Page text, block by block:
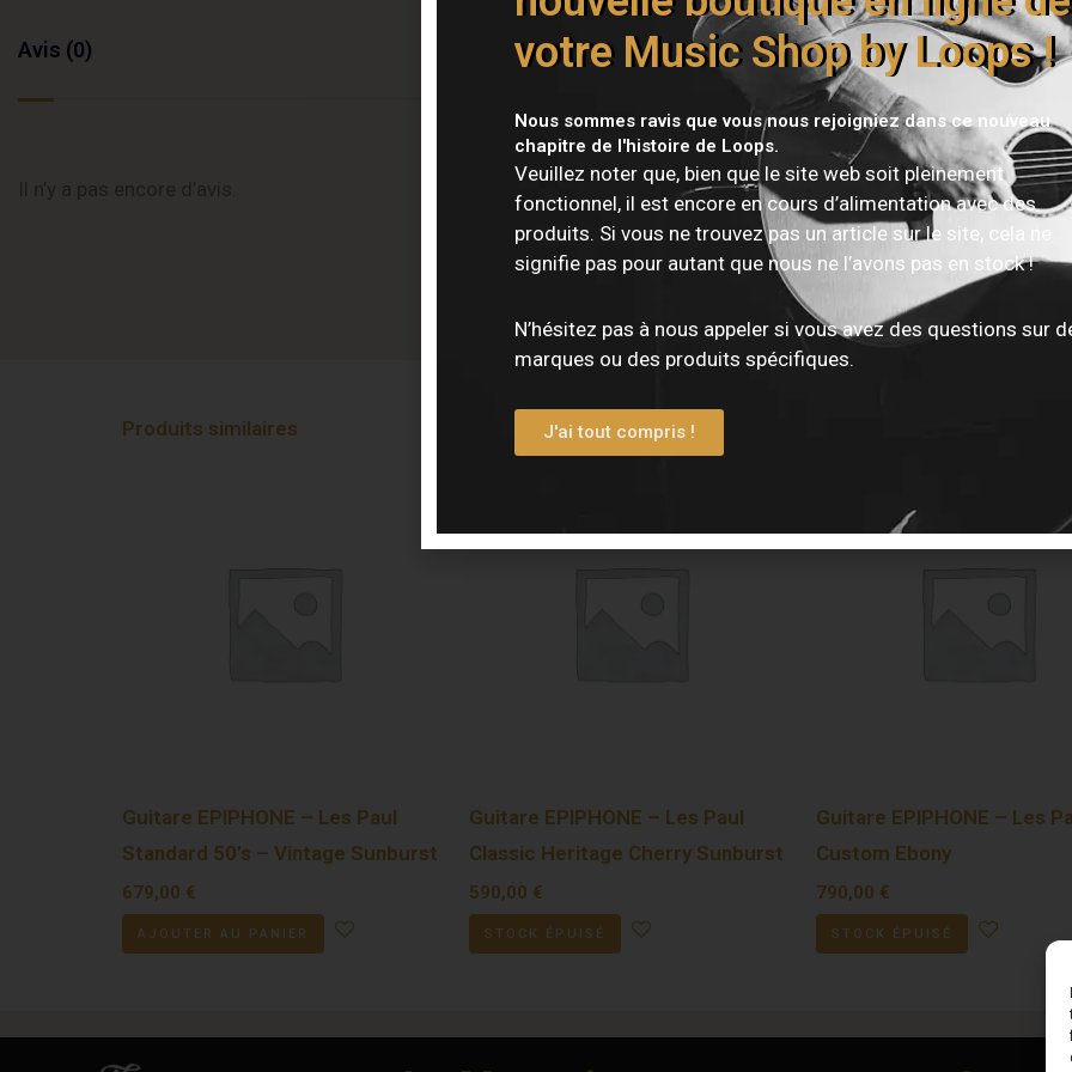
Avis (0)
Vous devez êtreconnecté pour publier un avis.
Produits similaires
Guitare EPIPHONE – Les Paul
Standard 50’s – Vintage Sunburst
679,00 €
AJOUTER AU PANIER
Guitare EPIPHONE – Les Paul
Classic Heritage Cherry Sunburst
590,00 €
STOCK ÉPUISÉ
Guitare EPIPHONE – Les
Custom Ebony
790,00 €
STOCK ÉPUISÉ
votre Music Shop by Loops !
Nous sommes ravis que vous nous rejoigniez dans ce nouveau
chapitre de l'histoire de Loops.
Veuillez noter que, bien que le site web soit pleinement
fonctionnel, il est encore en cours d’alimentation avec des
produits. Si vous ne trouvez pas un article sur le site, cela ne
signifie pas pour autant que nous ne l’avons pas en stock !
N’hésitez pas à nous appeler si vous avez des questions sur
marques ou des produits spécifiques.
J'ai tout compris !